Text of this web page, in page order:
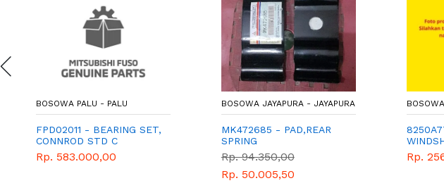
BOSOWA PALU - PALU
FPD02011 - BEARING SET,
CONNROD STD C
Rp. 583.000,00
BOSOWA JAYAPURA - JAYAPURA
MK472685 - PAD,REAR
SPRING
Rp. 94.350,00
Rp. 50.005,50
Rp.